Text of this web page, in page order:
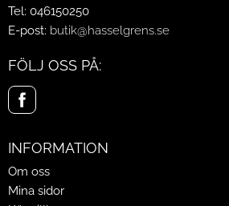
Tel: 046150250
E-post: butik@hasselgrens.se
FÖLJ OSS PÅ:
INFORMATION
Om oss
Mina sidor